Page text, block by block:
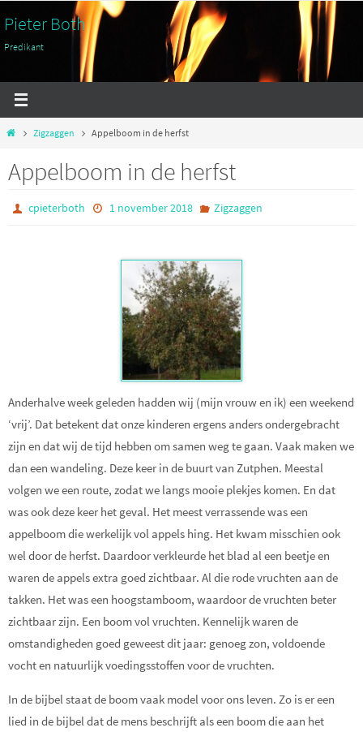
naar
de
Pieter Both
Predikant
HomeZigzaggen Appelboom in de herfst
Appelboom in de herfst
cpieterboth 1 november 2018 Zigzaggen
Anderhalve week geleden hadden wij (mijn vrouw en ik) een weekend
‘vrij’. Dat betekent dat onze kinderen ergens anders ondergebracht
zijn en dat wij de tijd hebben om samen weg te gaan. Vaak maken we
dan een wandeling. Deze keer in de buurt van Zutphen. Meestal
volgen we een route, zodat we langs mooie plekjes komen. En dat
was ook deze keer het geval. Het meest verrassende was een
appelboom die werkelijk vol appels hing. Het kwam misschien ook
wel door de herfst. Daardoor verkleurde het blad al een beetje en
waren de appels extra goed zichtbaar. Al die rode vruchten aan de
takken. Het was een hoogstamboom, waardoor de vruchten beter
zichtbaar zijn. Een boom vol vruchten. Kennelijk waren de
omstandigheden goed geweest dit jaar: genoeg zon, voldoende
vocht en natuurlijk voedingsstoffen voor de vruchten.
In de bijbel staat de boom vaak model voor ons leven. Zo is er een
lied in de bijbel dat de mens beschrijft als een boom die aan het